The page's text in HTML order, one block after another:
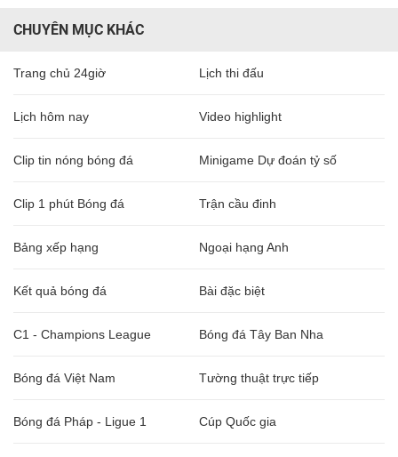
CHUYÊN MỤC KHÁC
Trang chủ 24giờ Lịch thi đấu
Lịch hôm nay Video highlight
Clip tin nóng bóng đá Minigame Dự đoán tỷ số
Clip 1 phút Bóng đá Trận cầu đinh
Bảng xếp hạng Ngoại hạng Anh
Kết quả bóng đá Bài đặc biệt
C1 - Champions League Bóng đá Tây Ban Nha
Bóng đá Việt Nam Tường thuật trực tiếp
Bóng đá Pháp - Ligue 1 Cúp Quốc gia